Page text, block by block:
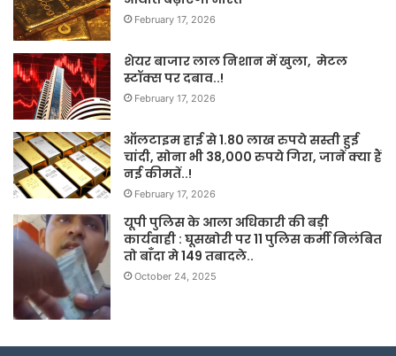
February 17, 2026
शेयर बाजार लाल निशान में खुला, मेटल
स्टॉक्स पर दबाव..!
February 17, 2026
ऑलटाइम हाई से 1.80 लाख रुपये सस्ती हुई
चांदी, सोना भी 38,000 रुपये गिरा, जानें क्या हैं
नई कीमतें..!
February 17, 2026
यूपी पुलिस के आला अधिकारी की बड़ी
कार्यवाही : घूसखोरी पर 11 पुलिस कर्मी निलंबित
तो बाँदा मे 149 तबादले..
October 24, 2025